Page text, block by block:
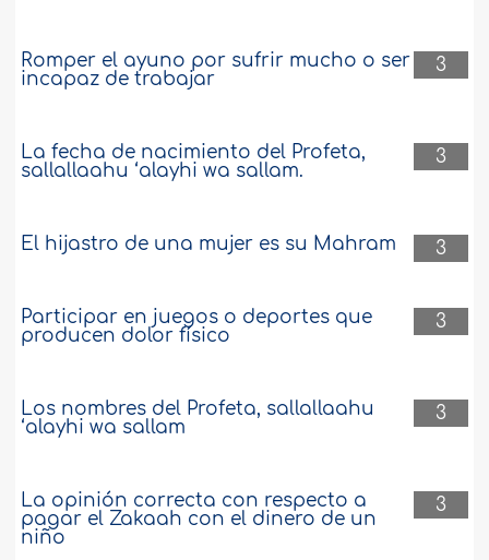
3
Romper el ayuno por sufrir mucho o ser
incapaz de trabajar
3
La fecha de nacimiento del Profeta,
sallallaahu ‘alayhi wa sallam.
3
El hijastro de una mujer es su Mahram
3
Participar en juegos o deportes que
producen dolor físico
3
Los nombres del Profeta, sallallaahu
‘alayhi wa sallam
3
La opinión correcta con respecto a
pagar el Zakaah con el dinero de un
niño